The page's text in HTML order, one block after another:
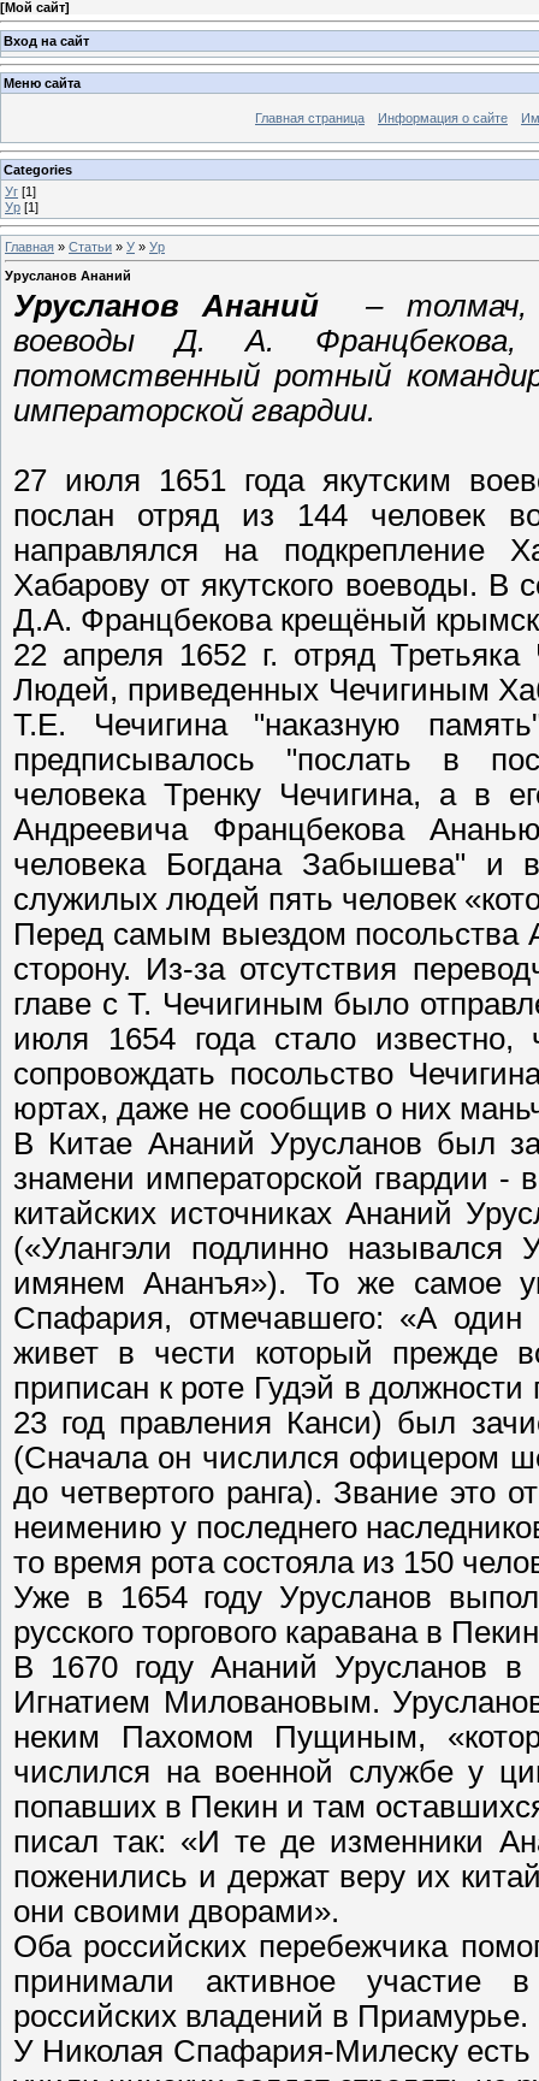
[Мой сайт]
Вход на сайт
Меню сайта
Главная страница Информация о сайте
Categories
Уг [1]
Ур [1]
Главная » Статьи » У » Ур
Урусланов Ананий
Урусланов Ананий
– толмач,
воеводы Д. А. Францбекова,
потомственный ротный
императорской гвардии.
27 июля 1651 года якутским
послан отряд из 144 человек
направлялся на подкрепление
Хабарову от якутского воеводы. В
Д.А. Францбекова крещёный
22 апреля 1652 г. отряд
Людей, приведенных Чечигиным
Т.Е. Чечигина "наказную
предписывалось "послать в
человека Тренку Чечигина, а в
Андреевича Францбекова
человека Богдана Забышева" и
служилых людей пять человек
Перед самым выездом посольства
сторону. Из-за отсутствия
главе с Т. Чечигиным было
июля 1654 года стало
сопровождать посольство
юртах, даже не сообщив о них
В Китае Ананий Урусланов был
знамени императорской гвардии -
китайских источниках Ананий
(«Улангэли подлинно назывался
имянем Ананъя»). То же самое
Спафария, отмечавшего: «А
живет в чести который прежде
приписан к роте Гудэй в
23 год правления Канси) был
(Сначала он числился офицером
до четвертого ранга). Звание это
неимению у последнего
то время рота состояла из 150
Уже в 1654 году Урусланов
русского торгового каравана в
В 1670 году Ананий Урусланов в
Игнатием Миловановым.
неким Пахомом Пущиным,
числился на военной службе у
попавших в Пекин и там
писал так: «И те де изменники
поженились и держат веру их
они своими дворами».
Оба российских перебежчика
принимали активное участие
российских владений в Приамурье.
У Николая Спафария-Милеску есть